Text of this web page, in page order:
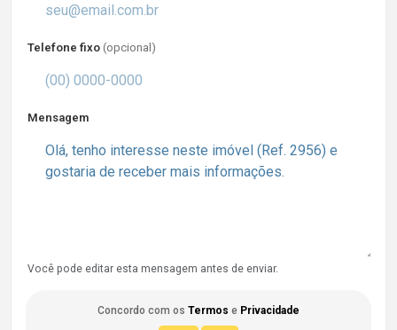
Telefone fixo (opcional)
Mensagem
Você pode editar esta mensagem antes de enviar.
Concordo com os Termos e Privacidade